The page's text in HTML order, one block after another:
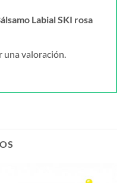
Labial SKI rosa
una valoración.